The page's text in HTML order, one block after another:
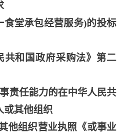
食堂承包经营服务)的投标
共和国政府采购法》第二
责任能力的在中华人民共
或其他组织
他组织营业执照《或事业